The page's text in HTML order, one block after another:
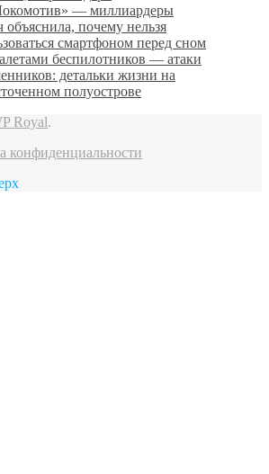
— миллиардеры
объяснила, почему нельзя
смартфоном перед сном
беспилотников — атаки
детальки жизни на
полуострове
Royal.
конфиденциальности